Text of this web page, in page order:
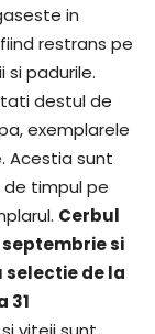
in
restrans pe
padurile.
destul de
exemplarele
Acestia sunt
de timpul pe
Cerbul
si
selectie de la
31